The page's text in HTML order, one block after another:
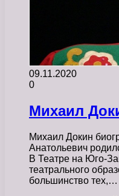
09.11.2020
0
Михаил
Михаил Докин
Анатольевич
В Театре на Юго-
театрального
большинство тех,…